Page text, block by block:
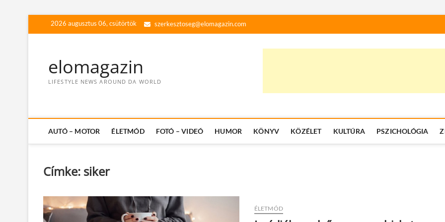
2026 augusztus 06, csütörtök szerkesztoseg@elomagazin.com
elomagazin
LIFESTYLE NEWS AROUND DA WORLD
AUTÓ – MOTOR ÉLETMÓD FOTÓ – VIDEÓ HUMOR KÖNYV KÖZÉLET KULTÚRA PSZICHOLÓGIA
Címke: siker
ÉLETMÓD